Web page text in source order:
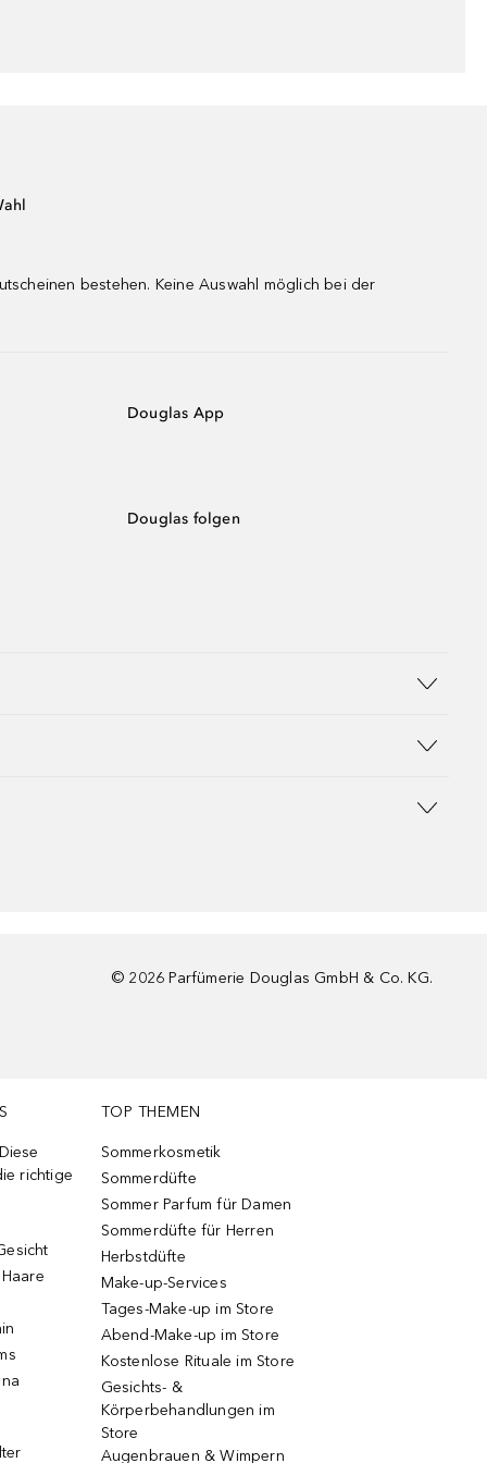
bestehen. Keine Auswahl möglich bei der
Douglas App
Douglas folgen
© 2026 Parfümerie Douglas GmbH & Co. KG.
richtige
TOP THEMEN
Sommerkosmetik
Sommerdüfte
Sommer Parfum für Damen
Sommerdüfte für Herren
Herbstdüfte
Make-up-Services
Tages-Make-up im Store
Abend-Make-up im Store
Kostenlose Rituale im Store
Gesichts- &
Körperbehandlungen im
Store
Augenbrauen & Wimpern